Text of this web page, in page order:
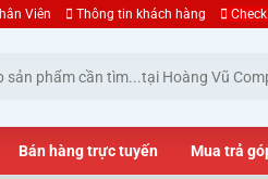
Viên Thông tin khách hàng
Bán hàng trực tuyến Mua trả